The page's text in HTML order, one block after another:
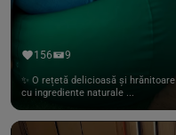
156 9
✨ O rețetă delicioasă și hrănitoare
cu ingrediente naturale ...